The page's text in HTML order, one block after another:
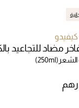
كيفيدو
مضاد للتجاعيد
(250ml)